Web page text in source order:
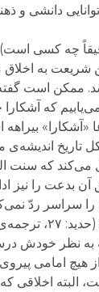
دانشی و
دقیقاً چه کسی
شریعت به
ممکن است
که آشکارا
«آشکارا»
تاریخ اندیشه‌ی
می‌کند که سنت
بدعت را نیز
سراسر ردّ
آیتی).
به نظر خودش
هیچ امامی
اخلاقی که